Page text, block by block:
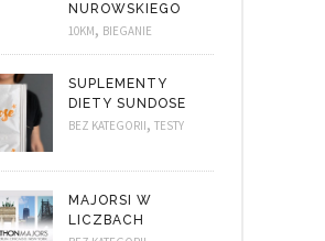
NUROWSKIEGO
10KM, BIEGANIE
SUPLEMENTY
DIETY SUNDOSE
BEZ KATEGORII, TESTY
MAJORSI W
LICZBACH